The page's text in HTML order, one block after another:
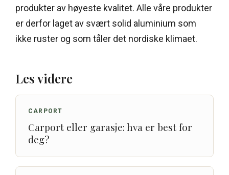
produkter av høyeste kvalitet. Alle våre produkter
er derfor laget av svært solid aluminium som
ikke ruster og som tåler det nordiske klimaet.
Les videre
CARPORT
Carport eller garasje: hva er best for
deg?